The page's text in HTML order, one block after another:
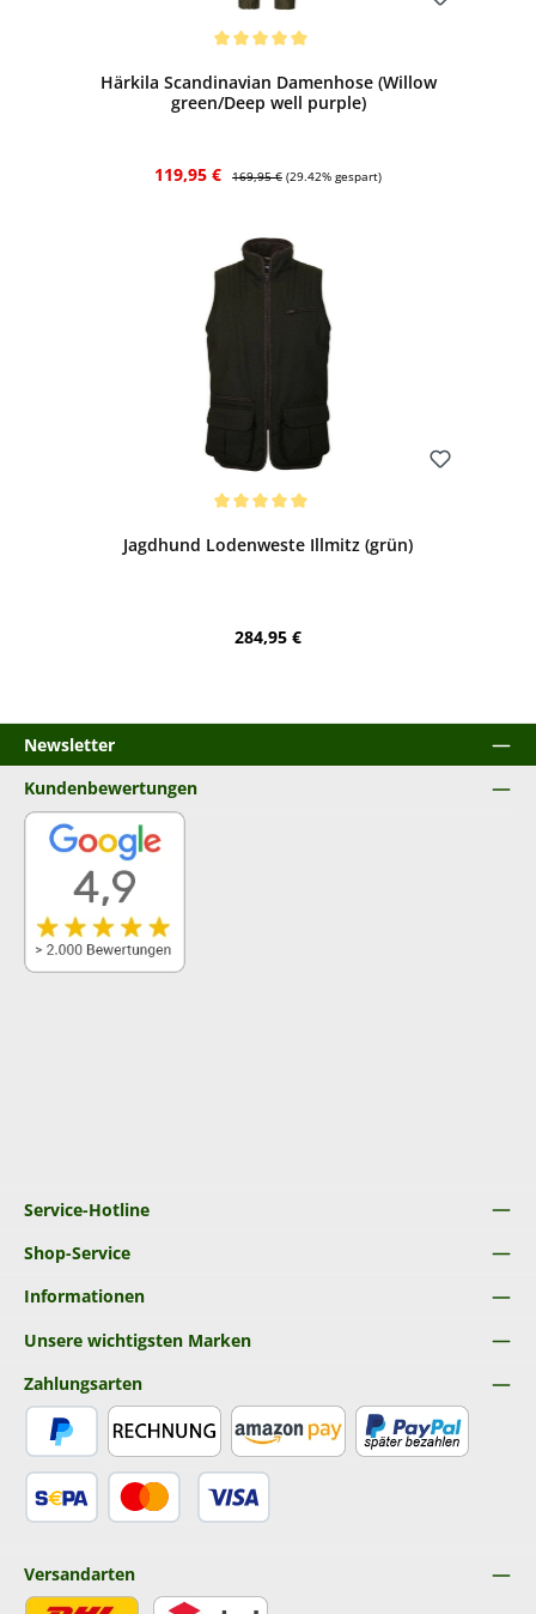
Härkila Scandinavian Damenhose (Willow
green/Deep well purple)
Verkaufspreis:
119,95 € Regulärer Preis:
169,95 € (29.42% gespart)
Jagdhund Lodenweste Illmitz (grün)
Regulärer Preis:
284,95 €
Newsletter
Service-Hotline
Shop-Service
Informationen
Unsere wichtigsten Marken
Kundenbewertungen
Zahlungsarten
Versandarten